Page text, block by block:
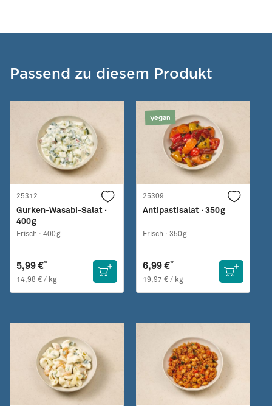
Passend zu diesem Produkt
25312
Gurken-Wasabi-Salat ·
400g
Frisch · 400g
5,99 €*
14,98 € / kg
Vegan
25309
Antipastisalat · 350g
Frisch · 350g
6,99 €*
19,97 € / kg